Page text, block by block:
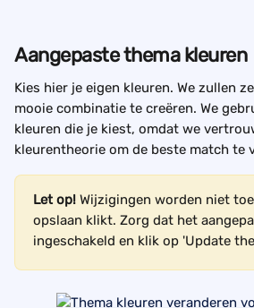
Aangepaste thema kleuren
Kies hier je eigen kleuren. We zullen
mooie combinatie te creëren. We
kleuren die je kiest, omdat we
kleurentheorie om de beste match te
Let op! Wijzigingen worden niet
opslaan klikt. Zorg dat het
ingeschakeld en klik op 'Update